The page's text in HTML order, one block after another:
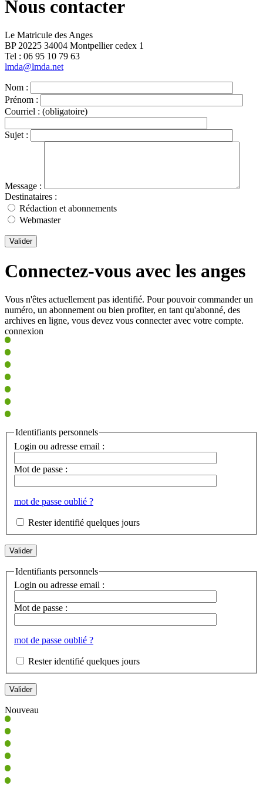
Nous contacter
Le Matricule des Anges
BP 20225 34004 Montpellier cedex 1
Tel : ‭06 95 10 79 63
lmda@lmda.net
Nom :
Prénom :
Courriel : (obligatoire)
Sujet :
Message :
Destinataires :
Rédaction et abonnements
Webmaster
Valider
Connectez-vous avec les anges
Vous n'êtes actuellement pas identifié. Pour pouvoir commander un
numéro, un abonnement ou bien profiter, en tant qu'abonné, des
archives en ligne, vous devez vous connecter avec votre compte.
connexion
Identifiants personnels
Login ou adresse email :
Mot de passe :
mot de passe oublié ?
Rester identifié quelques jours
Identifiants personnels
Login ou adresse email :
Mot de passe :
mot de passe oublié ?
Rester identifié quelques jours
Nouveau